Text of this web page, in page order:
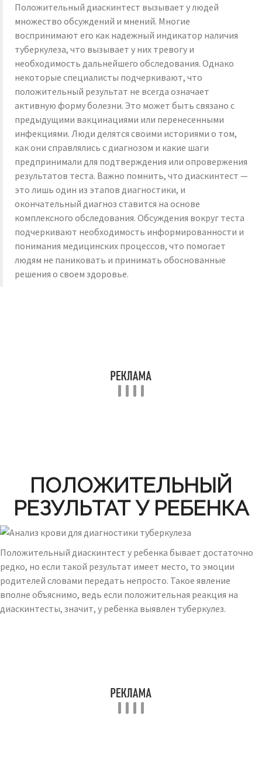
Положительный диаскинтест вызывает у людей
множество обсуждений и мнений. Многие
воспринимают его как надежный индикатор наличия
туберкулеза, что вызывает у них тревогу и
необходимость дальнейшего обследования. Однако
некоторые специалисты подчеркивают, что
положительный результат не всегда означает
активную форму болезни. Это может быть связано с
предыдущими вакцинациями или перенесенными
инфекциями. Люди делятся своими историями о том,
как они справлялись с диагнозом и какие шаги
предпринимали для подтверждения или опровержения
результатов теста. Важно помнить, что диаскинтест —
это лишь один из этапов диагностики, и
окончательный диагноз ставится на основе
комплексного обследования. Обсуждения вокруг теста
подчеркивают необходимость информированности и
понимания медицинских процессов, что помогает
людям не паниковать и принимать обоснованные
решения о своем здоровье.
ПОЛОЖИТЕЛЬНЫЙ
РЕЗУЛЬТАТ У РЕБЕНКА
Положительный диаскинтест у ребенка бывает достаточно
редко, но если такой результат имеет место, то эмоции
родителей словами передать непросто. Такое явление
вполне объяснимо, ведь если положительная реакция на
диаскинтесты, значит, у ребенка выявлен туберкулез.